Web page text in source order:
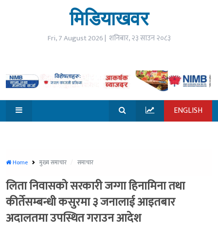
समाचार
विजनेश
सूचना
प्रविधि
खेलकुद
विश्व
मिडियाखवर
Fri, 7 August 2026 | शनिबार, २३ साउन २०८३
ENGLISH
Home मुख्य समाचार समाचार
लिता निवासको सरकारी जग्गा हिनामिना तथा
कीर्तेसम्बन्धी कसुरमा ३ जनालाई आइतबार
अदालतमा उपस्थित गराउन आदेश